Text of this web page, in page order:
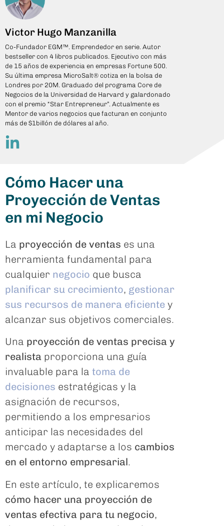
Victor Hugo Manzanilla
Co-Fundador EGM™. Emprendedor en serie. Autor
bestseller con 4 libros publicados. Ejecutivo con más
de 15 años de experiencia en empresas Fortune 500.
Su última empresa MicroSalt® cotiza en la bolsa de
Londres por 20M. Graduado del programa Core de
Negocios de la Universidad de Harvard y galardonado
con el premio “Star Entrepreneur”. Actualmente es
Mentor de varios negocios que facturan en conjunto
más de $1billón de dólares al año.
Cómo Hacer una
Proyección de Ventas
en mi Negocio
La proyección de ventas es una
herramienta fundamental para
cualquier negocio que busca
planificar su crecimiento, gestionar
sus recursos de manera eficiente y
alcanzar sus objetivos comerciales.
Una proyección de ventas precisa y
realista proporciona una guía
invaluable para la toma de
decisiones estratégicas y la
asignación de recursos,
permitiendo a los empresarios
anticipar las necesidades del
mercado y adaptarse a los cambios
en el entorno empresarial.
En este artículo, te explicaremos
cómo hacer una proyección de
ventas efectiva para tu negocio,